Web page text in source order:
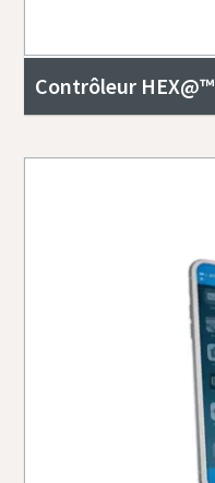
Contrôleur HEX@™